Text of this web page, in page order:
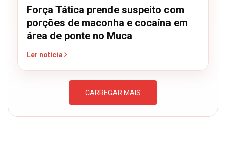
Força Tática prende suspeito com
porções de maconha e cocaína em
área de ponte no Muca
Ler notícia
CARREGAR MAIS